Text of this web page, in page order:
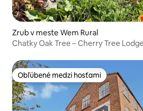
Zrub v meste Wem Rural
Chatky Oak Tree – Cherry Tree Lodge
Obľúbené medzi hosťami
Obľúbené medzi hosťami